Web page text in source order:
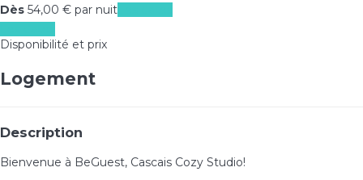
Dès 54,00 € par nuit
Disponibilité et prix
Logement
Description
Bienvenue à BeGuest, Cascais Cozy Studio!